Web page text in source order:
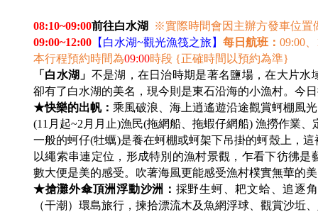
08:10~09:00前往白水湖 ※實際時間會因主辦方發車位置
09:00~12:00 【白水湖~觀光漁筏之旅】 每日航班： 09:00
本行程預約時間為09:00時段 {正確時間以預約為準}
「白水湖」 不是湖，在日治時期是著名鹽場，在大片
卻有了白水湖的美名，現今則是東石沿海的小漁村。今
★快樂的出帆： 乘風破浪、海上逍遙遊沿途觀賞蚵棚風
(11月起~2月月止)漁民(拖網船、拖蝦仔網船) 漁撈作業
一般的蚵仔(牡蠣)是養在蚵棚或蚵架下吊掛的蚵殼上，
以繩索串連定位，形成特別的漁村景觀，乍看下彷彿
數大便是美的感受。吹著海風更能感受漁村樸實無華的
★搶灘外傘頂洲浮動沙洲： 採野生蚵、耙文蛤、追逐
（干潮）環島旅行，揀拾漂流木及魚網浮球、觀賞沙坵